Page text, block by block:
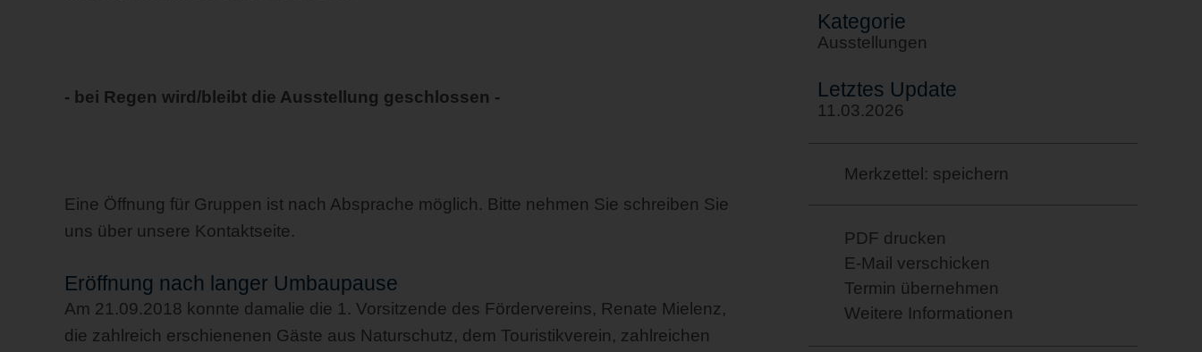
- bei Regen wird/bleibt die Ausstellung geschlossen -
Eine Öffnung für Gruppen ist nach Absprache möglich. Bitte nehmen Sie schreiben Sie
uns über unsere Kontaktseite.
Eröffnung nach langer Umbaupause
Am 21.09.2018 konnte damalie die 1. Vorsitzende des Fördervereins, Renate Mielenz,
die zahlreich erschienenen Gäste aus Naturschutz, dem Touristikverein, zahlreichen
Kategorie
Ausstellungen
Letztes Update
11.03.2026
Merkzettel: speichern
PDF drucken
E-Mail verschicken
Termin übernehmen
Weitere Informationen